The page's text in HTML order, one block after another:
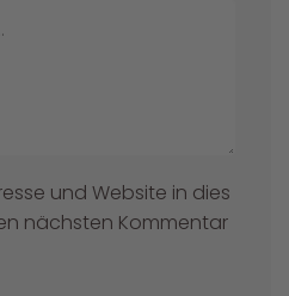
und Website in dies
nächsten Kommentar